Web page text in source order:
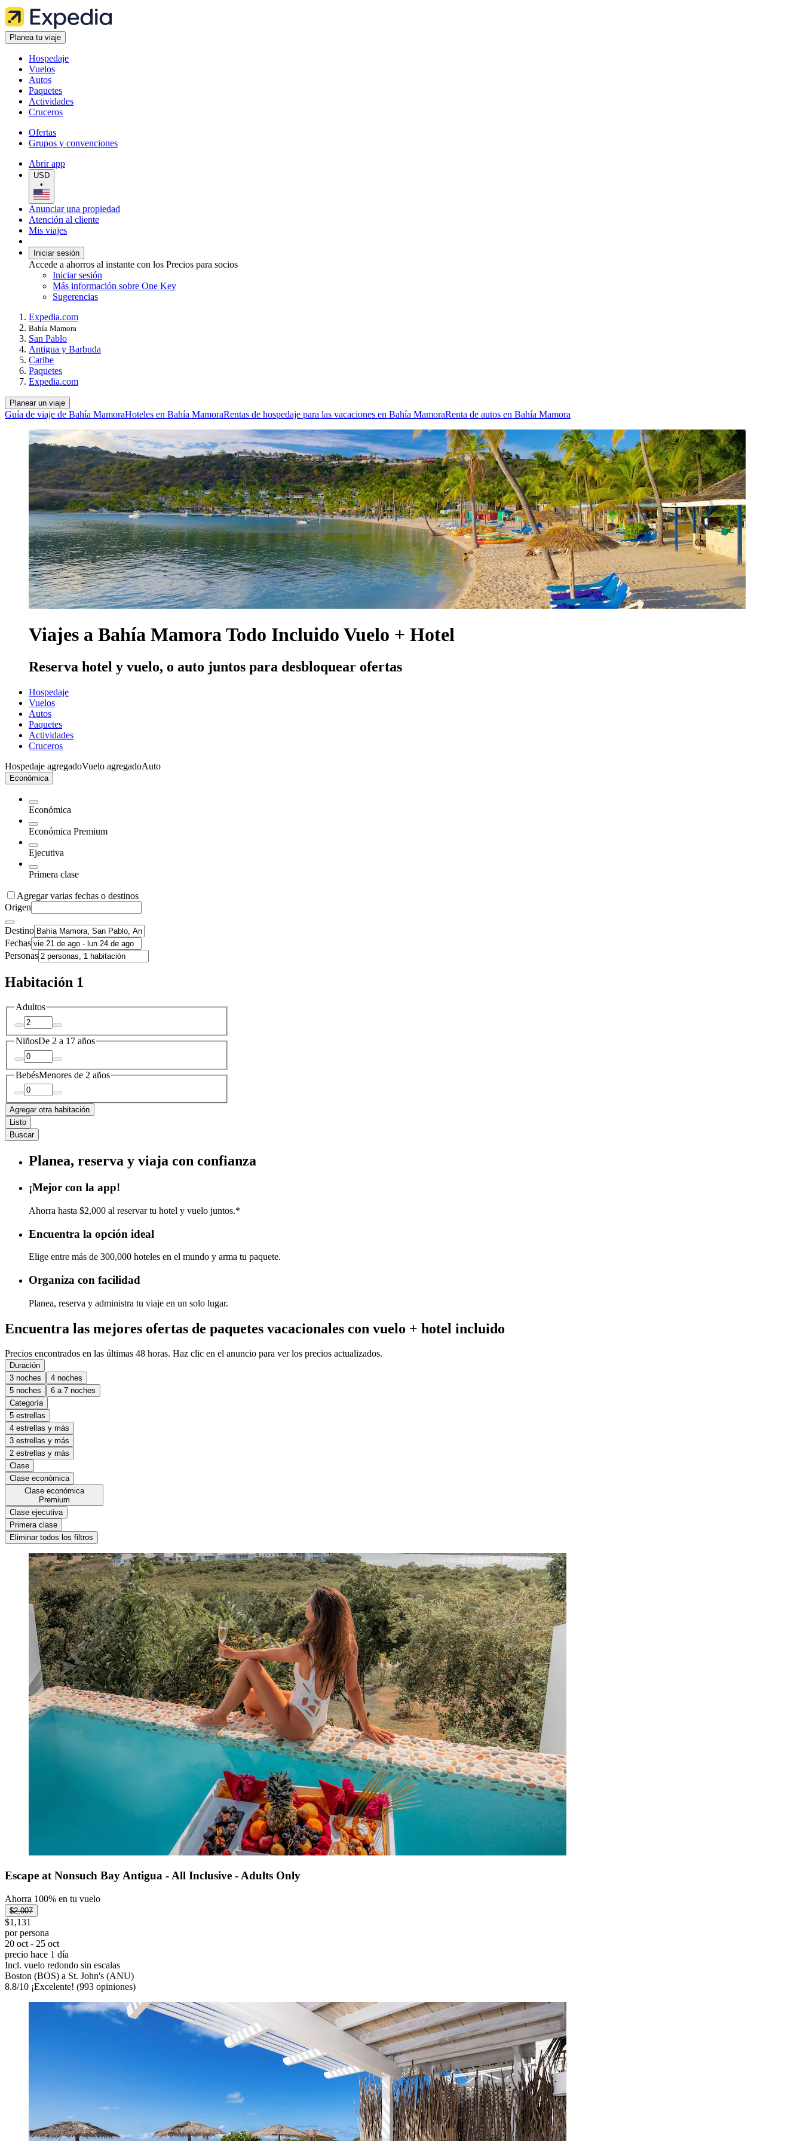
Planea tu viaje
Hospedaje
Vuelos
Autos
Paquetes
Actividades
Cruceros
Ofertas
Grupos y convenciones
Abrir app
USD
•
Anunciar una propiedad
Atención al cliente
Mis viajes
Iniciar sesión
Accede a ahorros al instante con los Precios para socios
Iniciar sesión
Más información sobre One Key
Sugerencias
Expedia.com
Bahía Mamora
San Pablo
Antigua y Barbuda
Caribe
Paquetes
Expedia.com
Planear un viaje
Guía de viaje de Bahía MamoraHoteles en Bahía MamoraRentas de hospedaje para las vacaciones en Bahía MamoraRenta de autos en Bahía Mamora
Viajes a Bahía Mamora Todo Incluido Vuelo + Hotel
Reserva hotel y vuelo, o auto juntos para desbloquear ofertas
Hospedaje
Vuelos
Autos
Paquetes
Actividades
Cruceros
Hospedaje agregadoVuelo agregadoAuto
Económica
Económica
Económica Premium
Ejecutiva
Primera clase
Agregar varias fechas o destinos
Origen
Destino
Fechas
Personas
Habitación 1
Adultos
NiñosDe 2 a 17 años
BebésMenores de 2 años
Agregar otra habitación
Listo
Buscar
Planea, reserva y viaja con confianza
¡Mejor con la app!
Ahorra hasta $2,000 al reservar tu hotel y vuelo juntos.*
Encuentra la opción ideal
Elige entre más de 300,000 hoteles en el mundo y arma tu paquete.
Organiza con facilidad
Planea, reserva y administra tu viaje en un solo lugar.
Encuentra las mejores ofertas de paquetes vacacionales con vuelo + hotel incluido
Precios encontrados en las últimas 48 horas. Haz clic en el anuncio para ver los precios actualizados.
Duración
3 noches
4 noches
5 noches
6 a 7 noches
Categoría
5 estrellas
4 estrellas y más
3 estrellas y más
2 estrellas y más
Clase
Clase económica
Clase económica
Premium
Clase ejecutiva
Primera clase
Eliminar todos los filtros
Escape at Nonsuch Bay Antigua - All Inclusive - Adults Only
Ahorra 100% en tu vuelo
$2,007
$1,131
por persona
20 oct - 25 oct
precio hace 1 día
Incl. vuelo redondo sin escalas
Boston (BOS) a St. John's (ANU)
8.8/10 ¡Excelente! (993 opiniones)